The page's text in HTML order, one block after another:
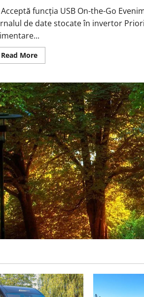
funcția USB On-the-Go
de date stocate în invertor
Read MoreRead
more
POWER
Inverter
5,6KVA
5600w